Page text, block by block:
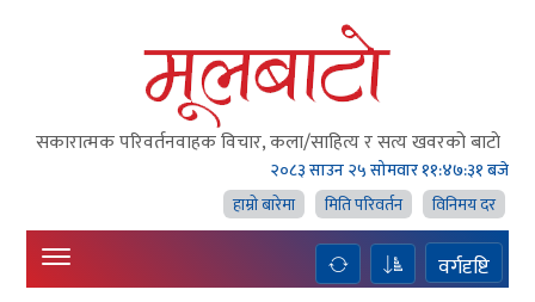
सकारात्मक परिवर्तनवाहक विचार, कला/साहित्य र सत्य खवरको बाटाे
२०८३ साउन २५ सोमवार११:४७:३२ बजे
हाम्राे बारेमा
मिति परिवर्तन विनिमय दर
वर्गदृष्टि